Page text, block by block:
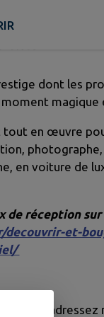
?
dont les
magique
en œuvre
en voiture de
de réception sur
et-
adressez